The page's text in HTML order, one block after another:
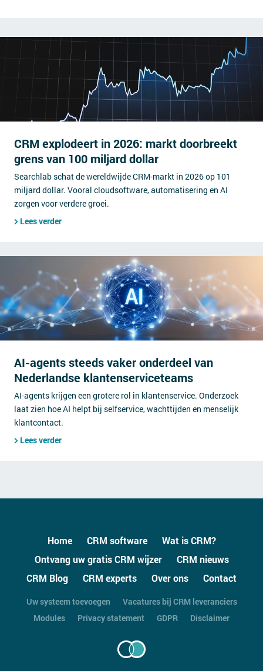
CRM explodeert in 2026: markt doorbreekt
grens van 100 miljard dollar
Searchlab schat de wereldwijde CRM-markt in 2026 op 101
miljard dollar. Vooral cloudsoftware, automatisering en AI
zorgen voor verdere groei.
Lees verder
AI-agents steeds vaker onderdeel van
Nederlandse klantenserviceteams
AI-agents krijgen een grotere rol in klantenservice. Onderzoek
laat zien hoe AI helpt bij selfservice, wachttijden en menselijk
klantcontact.
Lees verder
Home CRM software
Wat is CRM?
Ontvang uw gratis CRM wijzer
CRM nieuws
CRM Blog
CRM experts Over ons Contact
Uw systeem toevoegen
Vacatures bij CRM leveranciers
Modules
Privacy statement GDPR Disclaimer